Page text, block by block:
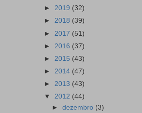
► 2019 (32)
► 2018 (39)
► 2017 (51)
► 2016 (37)
► 2015 (43)
► 2014 (47)
► 2013 (43)
▼ 2012 (44)
►dezembro (3)